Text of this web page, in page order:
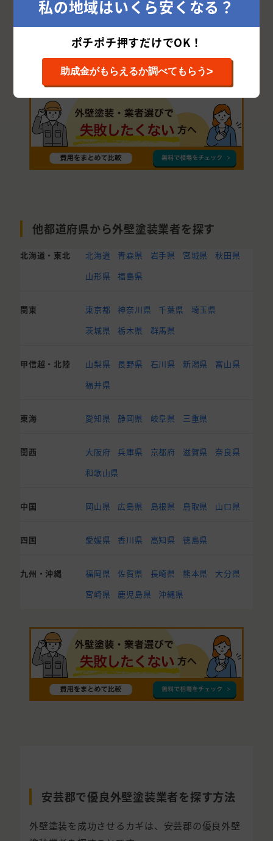
大竹市 三原市 三次市 竹原市
山県郡
庄原市
安芸高田市 豊田郡
世羅郡
他都道府県から外壁塗装業者を探す
北海道・東北 北海道 青森県 岩手県 宮城県
秋田県
山形県
福島県
関東 東京都 神奈川県 千葉県
埼玉県
茨城県
栃木県 群馬県
甲信越・北陸 山梨県 長野県 石川県 新潟県
富山県
福井県
東海 愛知県 静岡県 岐阜県 三重県
関西 大阪府 兵庫県 京都府 滋賀県
奈良県
和歌山県
中国 岡山県 広島県 島根県 鳥取県 山口県
四国 愛媛県 香川県 高知県 徳島県
九州・沖縄 福岡県 佐賀県 長崎県 熊本県
大分県
宮崎県
鹿児島県 沖縄県
安芸郡で優良外壁塗装業者を探す方法
外壁塗装を成功させるカギは、安芸郡の優良外壁
私の地域はいくら安くなる？
ポチポチ押すだけでOK！
助成金がもらえるか調べてもらう>